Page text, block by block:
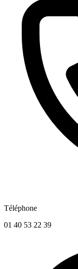
Téléphone
01 40 53 22 39